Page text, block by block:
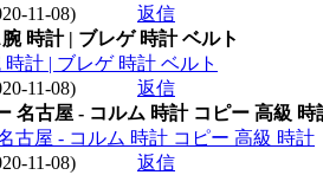
11-08)
返信
時計 | ブレゲ 時計 ベルト
計 | ブレゲ 時計 ベルト
11-08)
返信
名古屋 - コルム 時計 コピー 高級 時
古屋 - コルム 時計 コピー 高級 時計
11-08)
返信